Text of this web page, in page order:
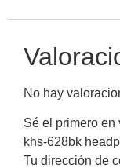
No hay
Sé el primero en
khs-628bk
Tu dirección de